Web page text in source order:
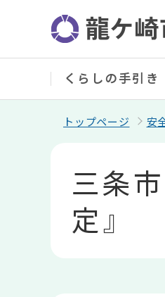
ジ
くらしの手引き
トップページ 安
三条
定』